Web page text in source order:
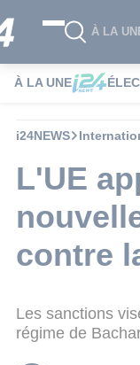
À LA
À LA UNE
i24NEWS
L'UE
contre
Les sanctions
régime de